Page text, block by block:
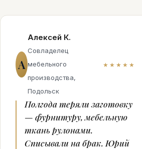
А
Алексей К.
Совладелец
мебельного
производства,
Подольск
★★★★★
Полгода теряли заготовку
— фурнитуру, мебельную
ткань рулонами.
Списывали на брак. Юрий